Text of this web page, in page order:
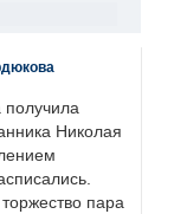
получила
Николая
пара